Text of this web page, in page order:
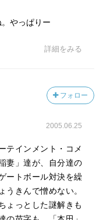
やっぱりー
詳細をみる
フォロー
2005.06.25
テインメント・コメ
妻」達が、自分達の
ートボール対決を繰
うきんで憎めない。
ょっとした謎解きも